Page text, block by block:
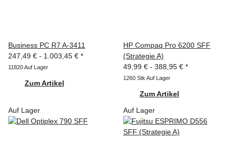
Business PC R7 A-3411
247,49 € - 1.003,45 € *
11820 Auf Lager
Zum Artikel
HP Compaq Pro 6200 SFF
(Strategie A)
49,99 € - 388,95 € *
1260 Stk Auf Lager
Zum Artikel
Auf Lager
Auf Lager